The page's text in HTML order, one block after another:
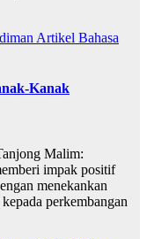
Artikel Bahasa
Kanak
Malim:
impak positif
menekankan
perkembangan